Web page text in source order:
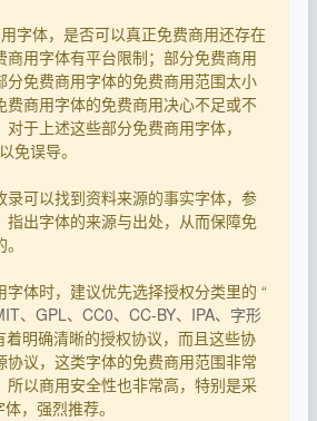
字体，是否可以真正免费商用还存在
商用字体有平台限制；部分免费商用
分免费商用字体的免费商用范围太小
费商用字体的免费商用决心不足或不
于上述这些部分免费商用字体，
免误导。
录可以找到资料来源的事实字体，参
指出字体的来源与出处，从而保障免
体时，建议优先选择授权分类里的 “
、 GPL、 CC0、 CC-BY、 IPA、 字形
着明确清晰的授权协议，而且这些协
协议，这类字体的免费商用范围非常
所以商用安全性也非常高，特别是采
体，强烈推荐。